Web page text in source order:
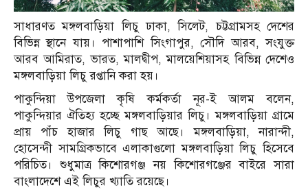
সাধারণত মঙ্গলবাড়িয়া লিচু ঢাকা, সিলেট, চট্টগ্রামসহ দেশের
বিভিন্ন স্থানে যায়। পাশাপাশি সিংগাপুর, সৌদি আরব, সংযুক্ত
আরব আমিরাত, ভারত, মালদ্বীপ, মালয়েশিয়াসহ বিভিন্ন দেশেও
মঙ্গলবাড়িয়া লিচু রপ্তানি করা হয়।
পাকুন্দিয়া উপজেলা কৃষি কর্মকর্তা নূর-ই আলম বলেন,
পাকুন্দিয়ার ঐতিহ্য হচ্ছে মঙ্গলবাড়িয়ার লিচু। মঙ্গলবাড়িয়া গ্রামে
প্রায় পাঁচ হাজার লিচু গাছ আছে। মঙ্গলবাড়িয়া, নারান্দী,
হোসেন্দী সামগ্রিকভাবে এলাকাগুলো মঙ্গলবাড়িয়া লিচু হিসেবে
পরিচিত। শুধুমাত্র কিশোরগঞ্জ নয় কিশোরগঞ্জের বাইরে সারা
বাংলাদেশে এই লিচুর খ্যাতি রয়েছে।